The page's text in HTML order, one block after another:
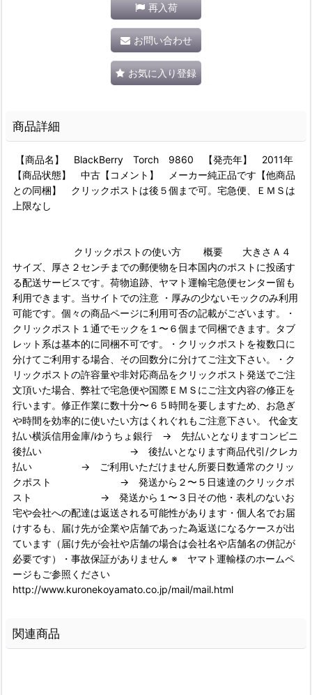
再入荷
お問い合わせ
お気に入り登録
商品詳細
【商品名】 BlackBerry Torch 9860 【発売年】 2011年
【商品状態】 中古【コメント】 メーカー純正品です【他商品
との同梱】 クリックポストは後５個まで可。宅急便、ＥＭＳは
上限なし
クリックポストの使い方 概要 大きさＡ４
サイズ、厚さ２センチまでの郵便物を日本国内のポストに投函す
る配送サービスです。荷物追跡、ヤマト運輸宅急便センター留も
利用できます。当サイトでの注意 ・厚みの少ないモックのみ利用
可能です。個々の商品ページに利用可否の記載がございます。・
クリックポスト１通でモックを１〜６個まで同梱できます。タブ
レット系は基本的に同梱不可です。・クリックポストを複数口に
分けてご利用する場合、その回数分に分けてご注文下さい。・ク
リックポストの許容量や非対応商品をクリックポスト発送でご注
文頂いた場合、弊社で宅急便や国際ＥＭＳにご注文内容の修正を
行います。修正作業に数十分〜６５時間を要しますため、お急ぎ
や時間を効率的に使いたい方はくれぐれもご注意下さい。 代金支
払い横浜信用金庫/ゆうちょ銀行 → 先払いとなりますコンビニ
後払い → 後払いとなります商品代引/クレカ
払い → ご利用いただけません所要日数通常のクリッ
クポスト → 発送から２〜５日速達のクリックポ
スト → 発送から１〜３日その他・表札のないお
宅や会社への配達は返送される可能性があります・個人名でお届
けするも、届け先が企業や店舗であった為返送になるケースが出
ています（届け先が会社や店舗の場合は会社名や店舗名の併記が
必要です）・事故保証がありません ※ ヤマト運輸様のホームペ
ージもご参照ください
http://www.kuronekoyamato.co.jp/mail/mail.html
関連商品